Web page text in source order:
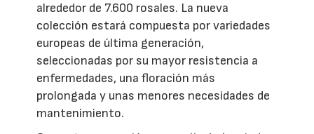
alrededor de 7.600 rosales. La nueva
colección estará compuesta por variedades
europeas de última generación,
seleccionadas por su mayor resistencia a
enfermedades, una floración más
prolongada y unas menores necesidades de
mantenimiento.